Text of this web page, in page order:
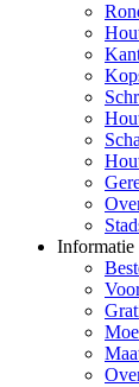
Informatie